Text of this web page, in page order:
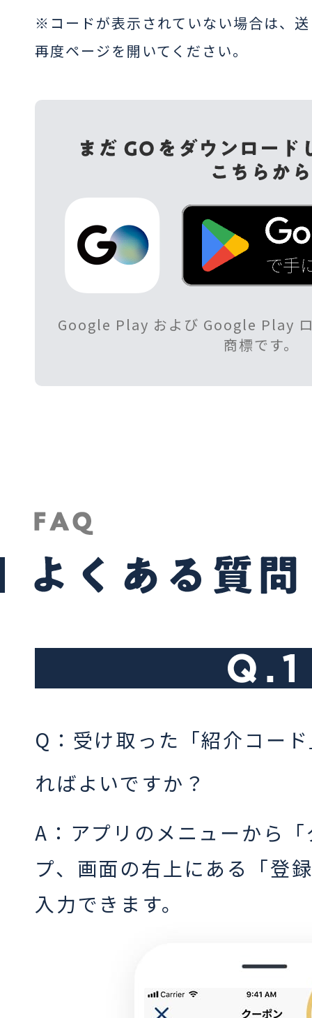
※コードが表示されていない場合は、
再度ページを開いてください。
Google Play および Google Play
商標です。
Q：受け取った「紹介コー
ればよいですか？
A：アプリのメニューから
プ、画面の右上にある「登
入力できます。